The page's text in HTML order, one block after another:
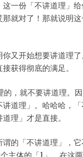
一份「不讲道理」给
就对了！那就说明
又开始想要讲道理
获得彻底的满足。
，就不要讲道理。
道理」。哈哈哈，
理」才是直接。
的「不讲道理」，它
主体的「1」，在这